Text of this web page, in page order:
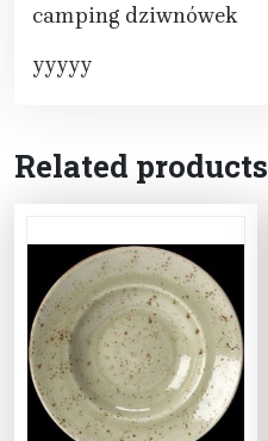
camping dziwnówek
yyyyy
Related products